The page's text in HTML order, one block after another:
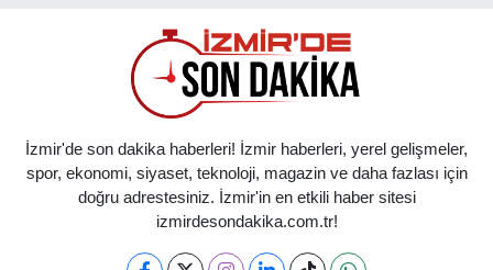
İzmir'de son dakika haberleri! İzmir haberleri, yerel gelişmeler,
spor, ekonomi, siyaset, teknoloji, magazin ve daha fazlası için
doğru adrestesiniz. İzmir'in en etkili haber sitesi
izmirdesondakika.com.tr!